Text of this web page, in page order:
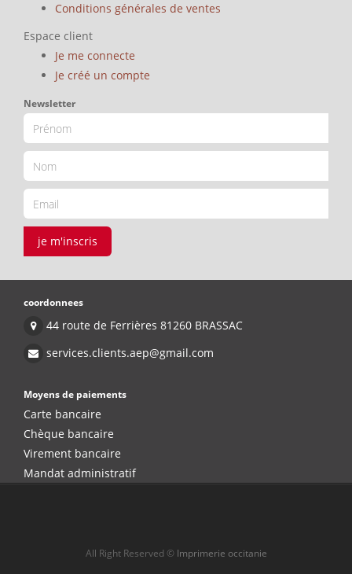
Conditions générales de ventes
Espace client
Je me connecte
Je créé un compte
Newsletter
je m'inscris
coordonnees
44 route de Ferrières 81260 BRASSAC
services.clients.aep@gmail.com
Moyens de paiements
Carte bancaire
Chèque bancaire
Virement bancaire
Mandat administratif
All Right Reserved © Imprimerie occitanie